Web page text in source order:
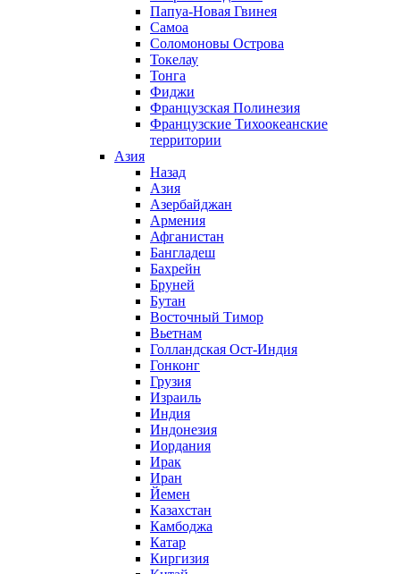
Папуа-Новая Гвинея
Самоа
Соломоновы Острова
Токелау
Тонга
Фиджи
Французская Полинезия
Французские Тихоокеанские
территории
Азия
Назад
Азия
Азербайджан
Армения
Афганистан
Бангладеш
Бахрейн
Бруней
Бутан
Восточный Тимор
Вьетнам
Голландская Ост-Индия
Гонконг
Грузия
Израиль
Индия
Индонезия
Иордания
Ирак
Иран
Йемен
Казахстан
Камбоджа
Катар
Киргизия